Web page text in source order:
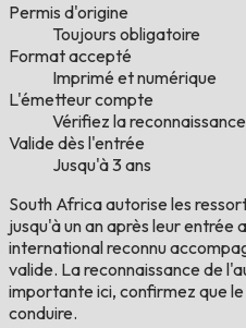
Permis d'origine
Toujours obligatoire
Format accepté
Imprimé et numérique
L'émetteur compte
Vérifiez la
Valide dès l'entrée
Jusqu'à 3 ans
South Africa autorise les
jusqu'à un an après leur entrée
international reconnu
valide. La reconnaissance de
importante ici, confirmez que
conduire.